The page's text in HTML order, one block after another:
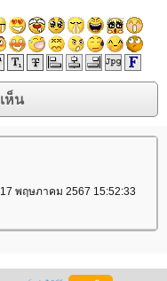
17 พฤษภาคม 2567 15:52:33